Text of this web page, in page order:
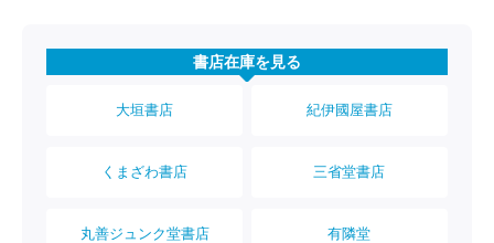
書店在庫を見る
大垣書店 紀伊國屋書店
くまざわ書店 三省堂書店
丸善ジュンク堂書店 有隣堂